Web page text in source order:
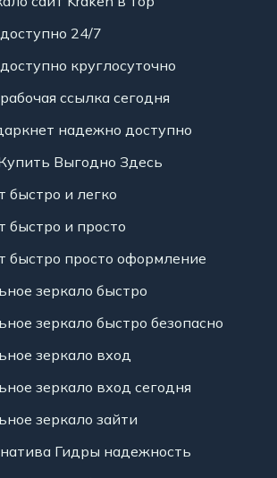
24/7
круглосуточно
ссылка сегодня
надежно доступно
Выгодно Здесь
быстро и легко
быстро и просто
быстро просто оформление
зеркало быстро
зеркало быстро безопасно
зеркало вход
зеркало вход сегодня
зеркало зайти
Гидры надежность